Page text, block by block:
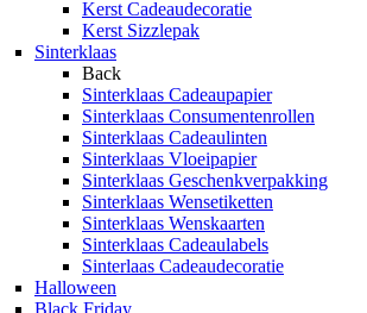
Kerst Cadeaudecoratie
Kerst Sizzlepak
Sinterklaas
Back
Sinterklaas Cadeaupapier
Sinterklaas Consumentenrollen
Sinterklaas Cadeaulinten
Sinterklaas Vloeipapier
Sinterklaas Geschenkverpakking
Sinterklaas Wensetiketten
Sinterklaas Wenskaarten
Sinterklaas Cadeaulabels
Sinterlaas Cadeaudecoratie
Halloween
Black Friday